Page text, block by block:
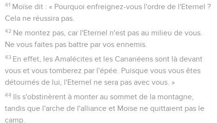
41 Moïse dit : « Pourquoi enfreignez-vous l'ordre de l'Eternel ?
Cela ne réussira pas.
42 Ne montez pas, car l'Eternel n'est pas au milieu de vous.
Ne vous faites pas battre par vos ennemis.
43 En effet, les Amalécites et les Cananéens sont là devant
vous et vous tomberez par l'épée. Puisque vous vous êtes
détournés de lui, l'Eternel ne sera pas avec vous. »
44 Ils s'obstinèrent à monter au sommet de la montagne,
tandis que l'arche de l'alliance et Moïse ne quittaient pas le
camp.